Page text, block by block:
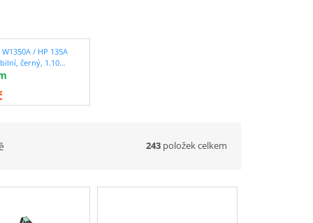
/ HP 135A
černý, 1.100
čipem ČTĚTE
243 položek celkem